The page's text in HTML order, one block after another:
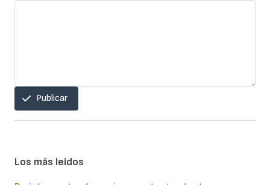
Publicar
Los más leidos